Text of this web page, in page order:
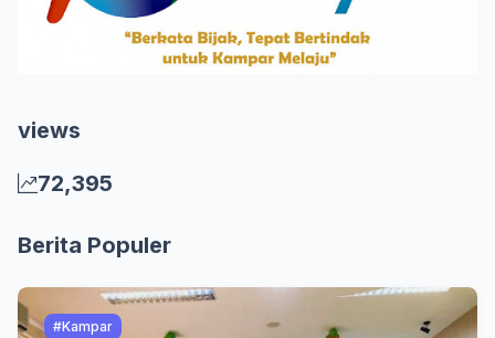
views
72,395
Berita Populer
#Kampar